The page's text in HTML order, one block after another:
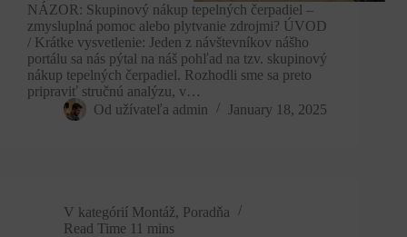
NÁZOR: Skupinový nákup tepelných čerpadiel –
zmysluplná pomoc alebo plytvanie zdrojmi? ÚVOD
/ Krátke vysvetlenie: Jeden z návštevníkov nášho
portálu sa nás pýtal na náš pohľad na tzv. skupinový
nákup tepelných čerpadiel. Rozhodli sme sa preto
pripraviť stručnú analýzu, v…
Od užívateľa admin January 18, 2025
V kategórií Montáž, Poradňa
Read Time 11 mins